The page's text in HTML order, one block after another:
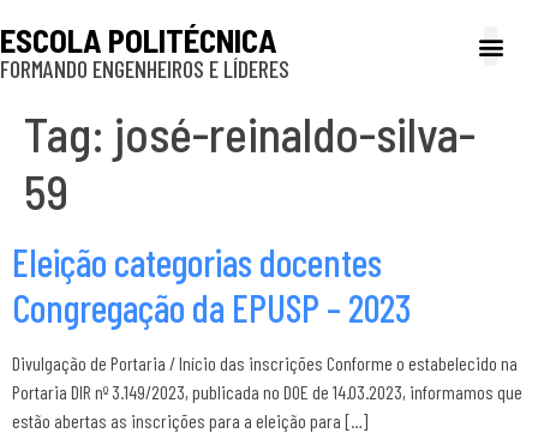
ESCOLA POLITÉCNICA
FORMANDO ENGENHEIROS E LÍDERES
Tag: josé-reinaldo-silva-
59
Eleição categorias docentes
Congregação da EPUSP – 2023
Divulgação de Portaria / Início das inscrições Conforme o estabelecido na
Portaria DIR nº 3.149/2023, publicada no DOE de 14.03.2023, informamos que
estão abertas as inscrições para a eleição para […]